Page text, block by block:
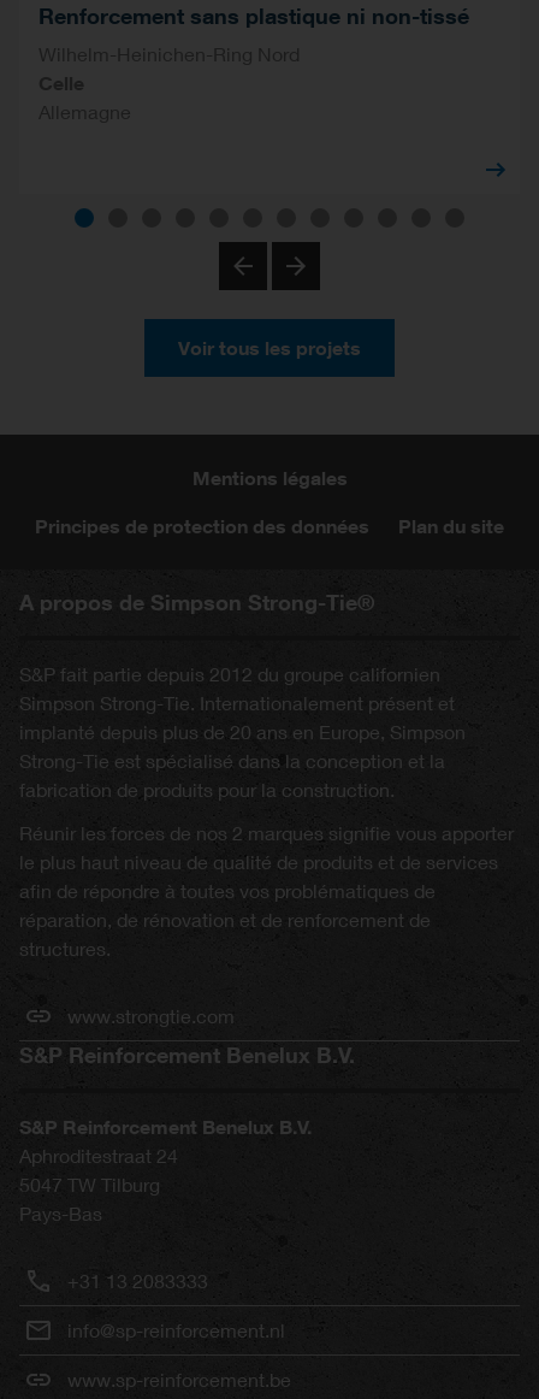
Renforcement sans plastique ni non-tissé
Wilhelm-Heinichen-Ring Nord
Celle
Allemagne
Voir tous les projets
Mentions légales
Principes de protection des données Plan du site
A propos de Simpson Strong-Tie®
S&P fait partie depuis 2012 du groupe californien
Simpson Strong-Tie. Internationalement présent et
implanté depuis plus de 20 ans en Europe, Simpson
Strong-Tie est spécialisé dans la conception et la
fabrication de produits pour la construction.
Réunir les forces de nos 2 marques signifie vous apporter
le plus haut niveau de qualité de produits et de services
afin de répondre à toutes vos problématiques de
réparation, de rénovation et de renforcement de
structures.
www.strongtie.com
S&P Reinforcement Benelux B.V.
S&P Reinforcement Benelux B.V.
Aphroditestraat 24
5047 TW Tilburg
Pays-Bas
+31 13 2083333
info@sp-reinforcement.nl
www.sp-reinforcement.be